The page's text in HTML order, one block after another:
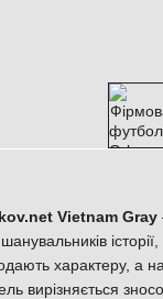
Vietnam Gray
історії,
характеру, а
вирізняється